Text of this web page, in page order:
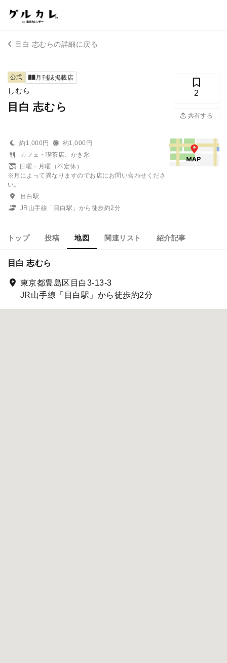
目白 志むらの詳細に戻る
公式 月刊誌掲載店
しむら
目白 志むら
2
共有する
約1,000円
約1,000円
カフェ・喫茶店、かき氷
日曜・月曜（不定休）
※月によって異なりますのでお店にお問い合わせくださ
い。
目白駅
JR山手線「目白駅」から徒歩約2分
トップ 投稿 地図 関連リスト 紹介記事
目白 志むら
東京都豊島区目白3-13-3
JR山手線「目白駅」から徒歩約2分